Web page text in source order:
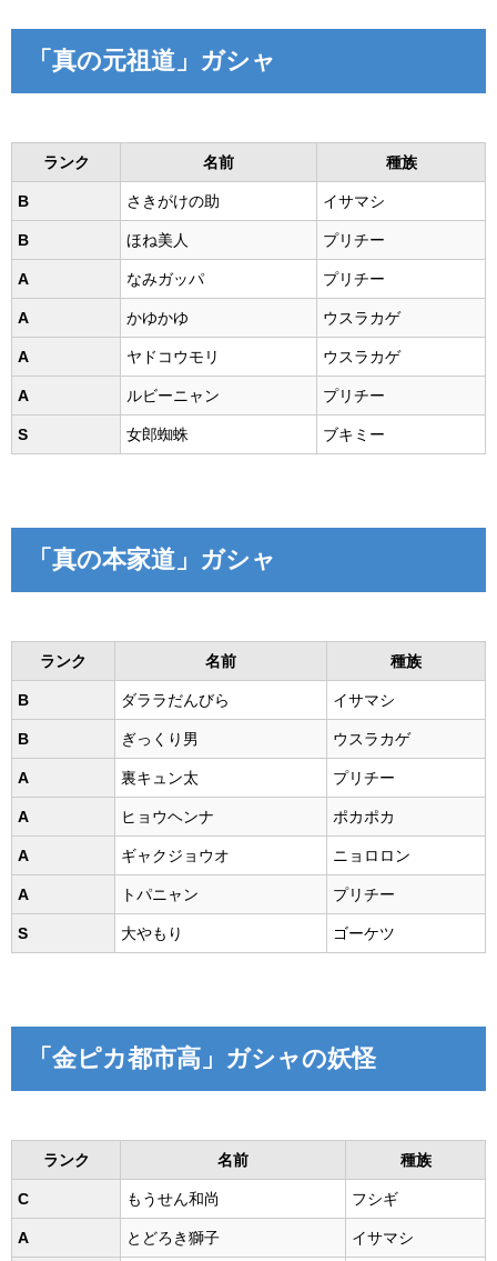
「真の元祖道」ガシャ
ランク 名前 種族
B さきがけの助 イサマシ
B ほね美人 プリチー
A なみガッパ プリチー
A かゆかゆ ウスラカゲ
A ヤドコウモリ ウスラカゲ
A ルビーニャン プリチー
S 女郎蜘蛛 ブキミー
「真の本家道」ガシャ
ランク 名前 種族
B ダララだんびら イサマシ
B ぎっくり男 ウスラカゲ
A 裏キュン太 プリチー
A ヒョウヘンナ ポカポカ
A ギャクジョウオ ニョロロン
A トパニャン プリチー
S 大やもり ゴーケツ
「金ピカ都市高」ガシャの妖怪
ランク 名前 種族
C もうせん和尚 フシギ
A とどろき獅子 イサマシ